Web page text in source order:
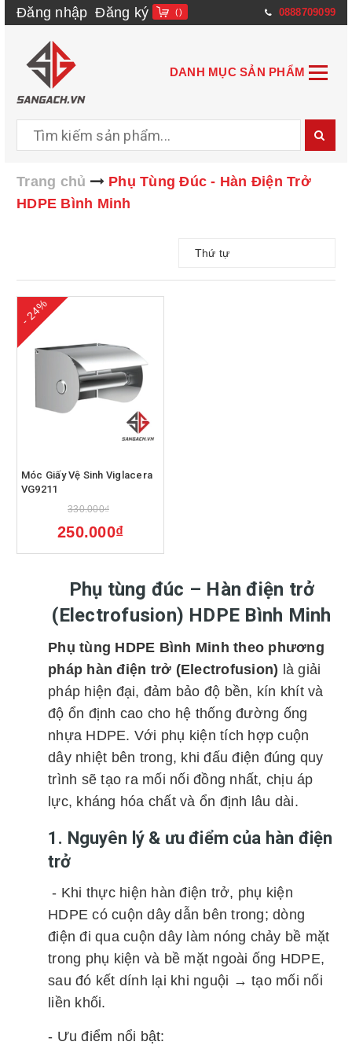
Đăng nhập Đăng ký () 0888709099
DANH MỤC SẢN PHẨM
Trang chủ
Phụ Tùng Đúc - Hàn Điện Trở
HDPE Bình Minh
Thứ tự
- 24%
Móc Giấy Vệ Sinh Viglacera
VG9211
330.000₫
250.000₫
Phụ tùng đúc – Hàn điện trở
(Electrofusion) HDPE Bình Minh
Phụ tùng HDPE Bình Minh theo phương
pháp hàn điện trở (Electrofusion) là giải
pháp hiện đại, đảm bảo độ bền, kín khít và
độ ổn định cao cho hệ thống đường ống
nhựa HDPE. Với phụ kiện tích hợp cuộn
dây nhiệt bên trong, khi đấu điện đúng quy
trình sẽ tạo ra mối nối đồng nhất, chịu áp
lực, kháng hóa chất và ổn định lâu dài.
1. Nguyên lý & ưu điểm của hàn điện
trở
- Khi thực hiện hàn điện trở, phụ kiện
HDPE có cuộn dây dẫn bên trong; dòng
điện đi qua cuộn dây làm nóng chảy bề mặt
trong phụ kiện và bề mặt ngoài ống HDPE,
sau đó kết dính lại khi nguội → tạo mối nối
liền khối.
- Ưu điểm nổi bật: